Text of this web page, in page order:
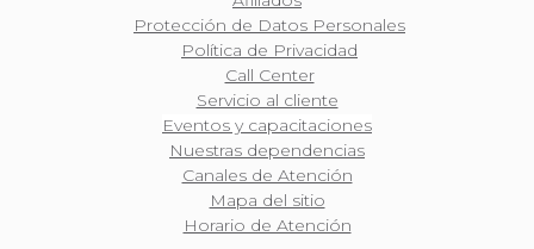
Protección de Datos Personales
Política de Privacidad
Call Center
Servicio al cliente
Eventos y capacitaciones
Nuestras dependencias
Canales de Atención
Mapa del sitio
Horario de Atención